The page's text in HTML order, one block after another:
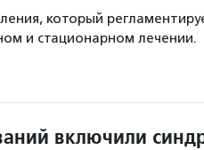
который
и стационарном лечении.
включили